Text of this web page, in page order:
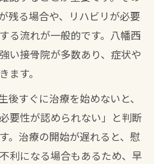
のいい接骨院を見極める
故対応力をチェックする
八幡西区のおすすめ接骨
残る場合や、リハビリが必要
る流れが一般的です。八幡西
い接骨院が多数あり、症状や
ます。
後すぐに治療を始めないと、
要性が認められない」と判断
。治療の開始が遅れると、慰
利になる場合もあるため、早